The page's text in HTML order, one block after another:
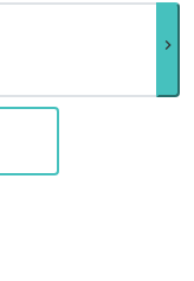
chevron_right